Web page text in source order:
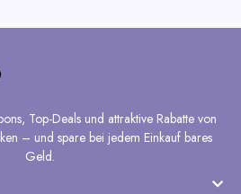
Top-Deals und attraktive Rabatte von
– und spare bei jedem Einkauf bares
Geld.